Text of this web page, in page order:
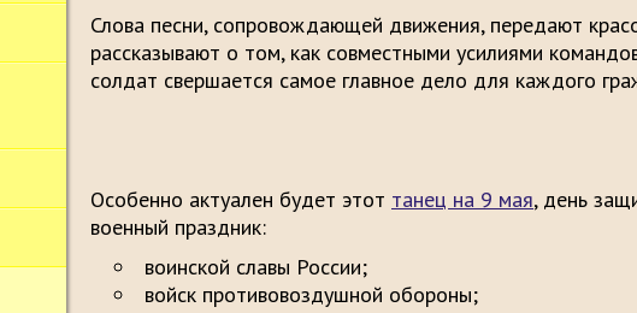
Слова песни, сопровождающей движения, передают
рассказывают о том, как совместными усилиями
солдат свершается самое главное дело для каждого
Особенно актуален будет этот танец на 9 мая, день
военный праздник:
воинской славы России;
войск противовоздушной обороны;